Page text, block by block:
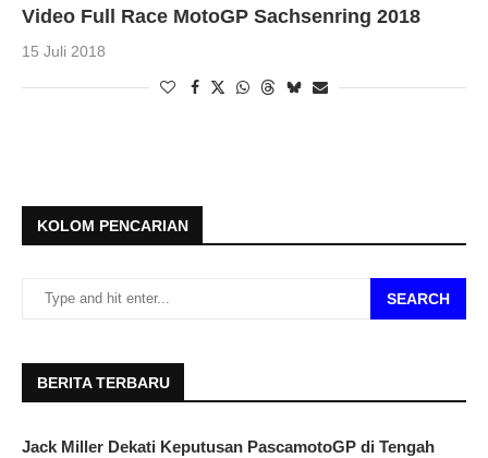
Video Full Race MotoGP Sachsenring 2018
15 Juli 2018
KOLOM PENCARIAN
SEARCH
BERITA TERBARU
Jack Miller Dekati Keputusan PascamotoGP di Tengah